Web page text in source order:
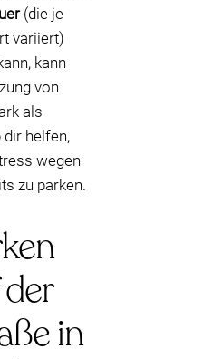
(die je
variiert)
kann
von
als
dir helfen,
wegen
zu parken.
in